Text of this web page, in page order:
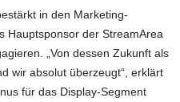
in den Marketing-
Hauptsponsor der StreamArea
„Von dessen Zukunft als
wir absolut überzeugt“, erklärt
für das Display-Segment